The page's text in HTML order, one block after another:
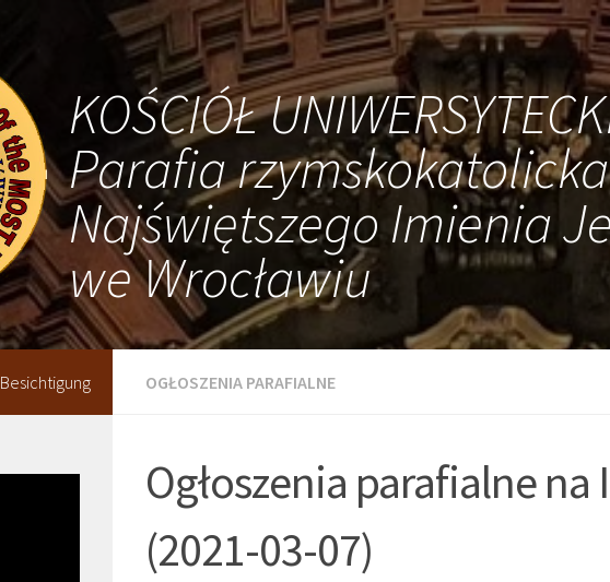
KOŚCIÓŁ
Parafia
Najświętszego Imienia
we Wrocławiu
OGŁOSZENIA PARAFIALNE
Ogłoszenia parafialne
(2021-03-07)
Besichtigung